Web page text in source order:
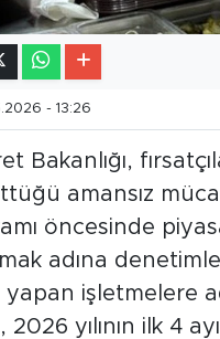
- 13:26
Bakanlığı,
amansız
öncesinde
adına
yapan işletmelere
2026 yılının ilk 4